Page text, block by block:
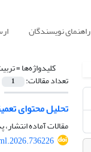
راهنمای نویسندگان
کلیدواژه‌ها =
تعداد مقالات: 1
تحلیل محتوای
مقالات آماده انتشار،